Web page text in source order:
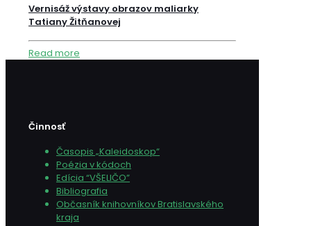
Vernisáž výstavy obrazov maliarky
Tatiany Žitňanovej
Read more
Činnosť
Časopis „Kaleidoskop“
Poézia v kódoch
Edícia “VŠELIČO”
Bibliografia
Občasník knihovníkov Bratislavského
kraja